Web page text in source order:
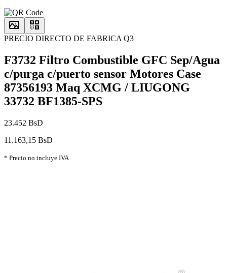
PRECIO DIRECTO DE FABRICA Q3
F3732 Filtro Combustible GFC Sep/Agua
c/purga c/puerto sensor Motores Case
87356193 Maq XCMG / LIUGONG
33732 BF1385-SPS
23.452 BsD
11.163,15 BsD
* Precio no incluye IVA